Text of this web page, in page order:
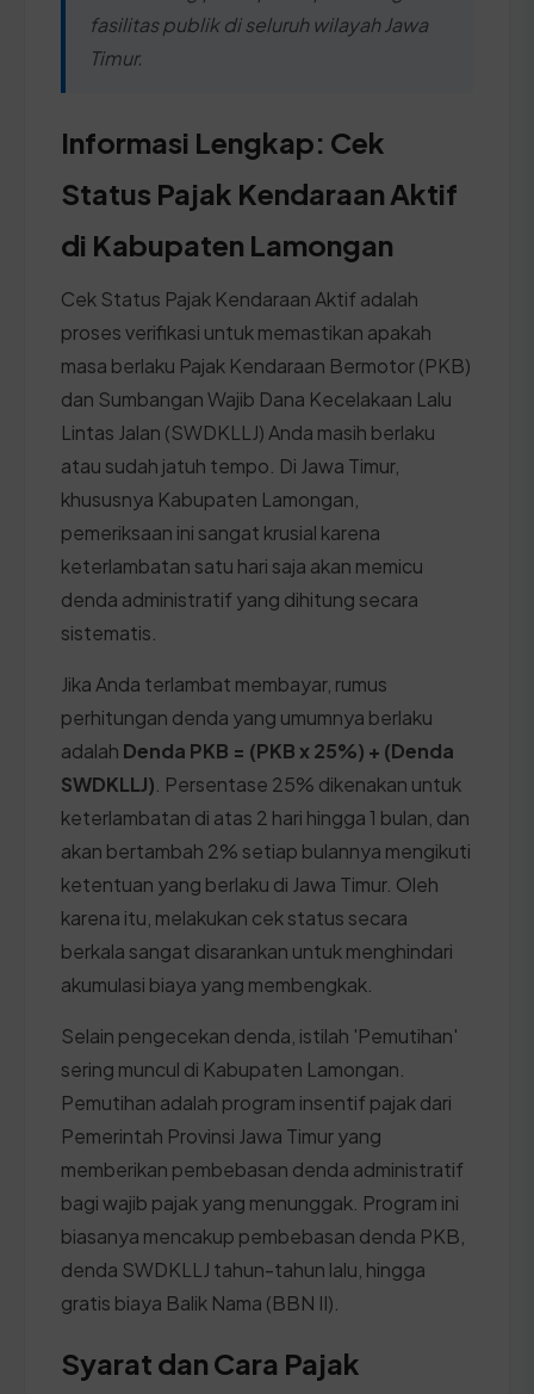
fasilitas publik di seluruh wilayah Jawa
Timur.
Informasi Lengkap: Cek
Status Pajak Kendaraan Aktif
di Kabupaten Lamongan
Cek Status Pajak Kendaraan Aktif adalah
proses verifikasi untuk memastikan apakah
masa berlaku Pajak Kendaraan Bermotor (PKB)
dan Sumbangan Wajib Dana Kecelakaan Lalu
Lintas Jalan (SWDKLLJ) Anda masih berlaku
atau sudah jatuh tempo. Di Jawa Timur,
khususnya Kabupaten Lamongan,
pemeriksaan ini sangat krusial karena
keterlambatan satu hari saja akan memicu
denda administratif yang dihitung secara
sistematis.
Jika Anda terlambat membayar, rumus
perhitungan denda yang umumnya berlaku
adalah Denda PKB = (PKB x 25%) + (Denda
SWDKLLJ) . Persentase 25% dikenakan untuk
keterlambatan di atas 2 hari hingga 1 bulan, dan
akan bertambah 2% setiap bulannya mengikuti
ketentuan yang berlaku di Jawa Timur. Oleh
karena itu, melakukan cek status secara
berkala sangat disarankan untuk menghindari
akumulasi biaya yang membengkak.
Selain pengecekan denda, istilah 'Pemutihan'
sering muncul di Kabupaten Lamongan.
Pemutihan adalah program insentif pajak dari
Pemerintah Provinsi Jawa Timur yang
memberikan pembebasan denda administratif
bagi wajib pajak yang menunggak. Program ini
biasanya mencakup pembebasan denda PKB,
denda SWDKLLJ tahun-tahun lalu, hingga
gratis biaya Balik Nama (BBN II).
Syarat dan Cara Pajak